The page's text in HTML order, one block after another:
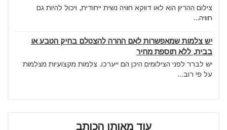
צילום ההריון הוא לאו דווקא חוויה נשית ייחודית, ויכול להיות גם
חוויה...
יש צלמות שמאפשרות לאם ההרה להצטלם בחיק הטבע או
בבית, ללא תוספת מחיר
יש לברר לפני הצילומים היכן הם ייערכו. צלמות מקצועיות מצלמות
על פי רוב...
עוד מאותו הכותב